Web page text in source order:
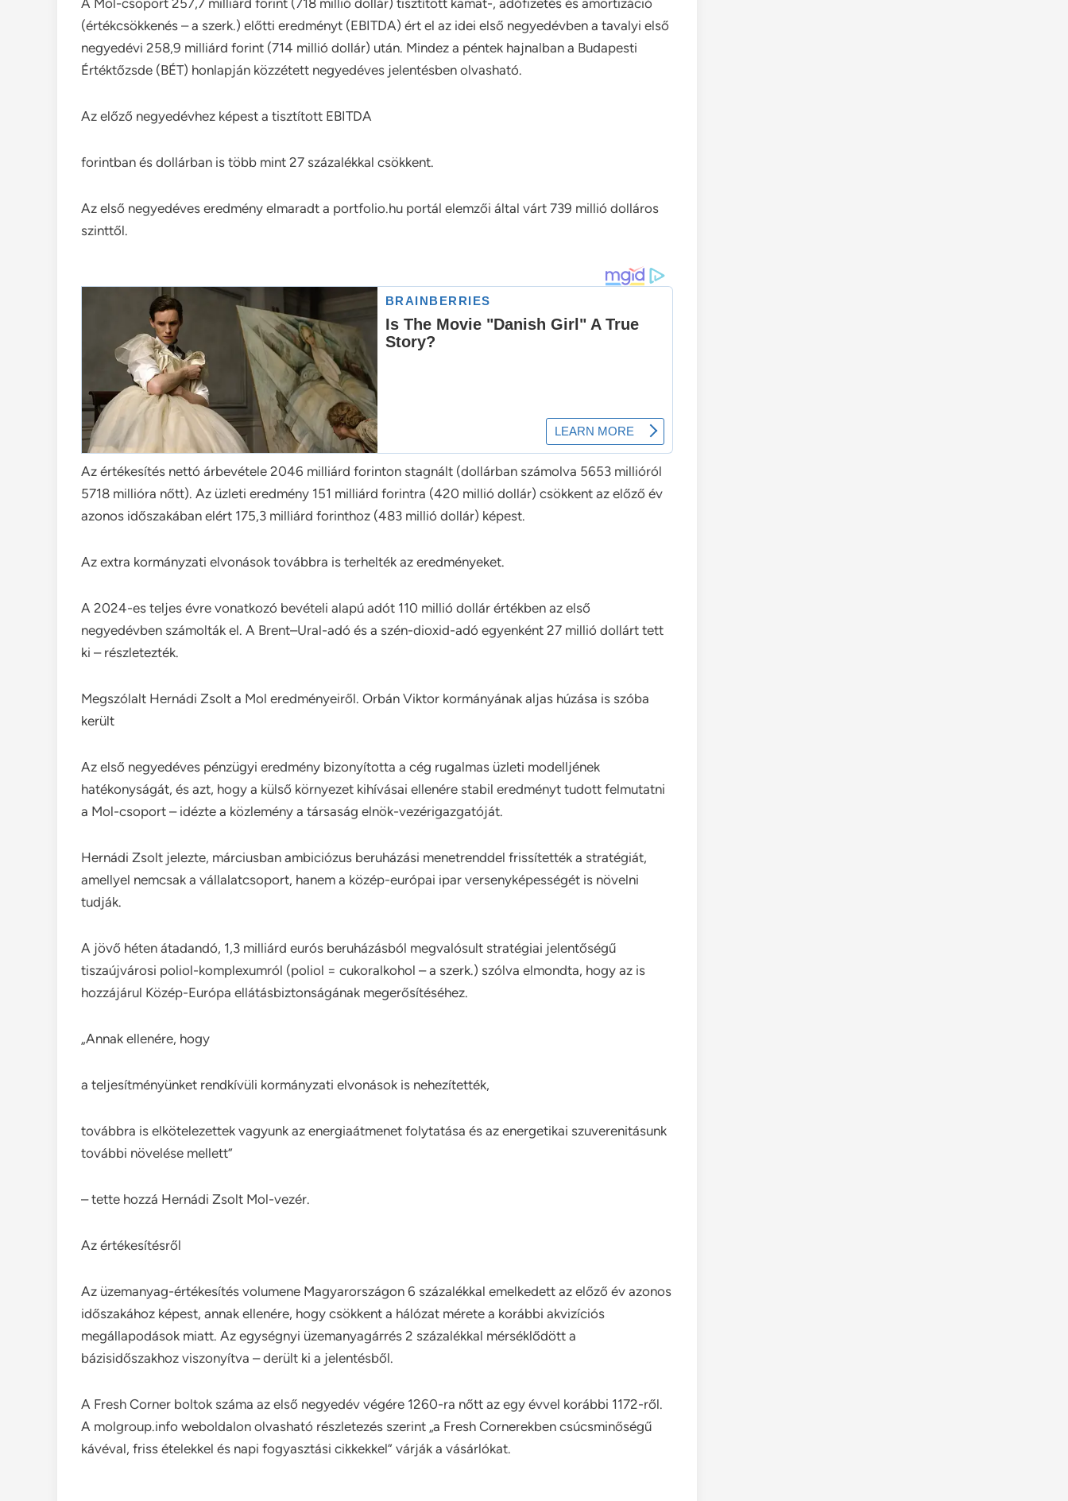
(értékcsökkenés – a szerk.) előtti eredményt (EBITDA) ért el az idei első negyedévben a tavalyi első
negyedévi 258,9 milliárd forint (714 millió dollár) után. Mindez a péntek hajnalban a Budapesti
Értéktőzsde (BÉT) honlapján közzétett negyedéves jelentésben olvasható.
Az előző negyedévhez képest a tisztított EBITDA
forintban és dollárban is több mint 27 százalékkal csökkent.
Az első negyedéves eredmény elmaradt a portfolio.hu portál elemzői által várt 739 millió dolláros
szinttől.
Az értékesítés nettó árbevétele 2046 milliárd forinton stagnált (dollárban számolva 5653 millióról
5718 millióra nőtt). Az üzleti eredmény 151 milliárd forintra (420 millió dollár) csökkent az előző év
azonos időszakában elért 175,3 milliárd forinthoz (483 millió dollár) képest.
Az extra kormányzati elvonások továbbra is terhelték az eredményeket.
A 2024-es teljes évre vonatkozó bevételi alapú adót 110 millió dollár értékben az első
negyedévben számolták el. A Brent–Ural-adó és a szén-dioxid-adó egyenként 27 millió dollárt tett
ki – részletezték.
Megszólalt Hernádi Zsolt a Mol eredményeiről. Orbán Viktor kormányának aljas húzása is szóba
került
Az első negyedéves pénzügyi eredmény bizonyította a cég rugalmas üzleti modelljének
hatékonyságát, és azt, hogy a külső környezet kihívásai ellenére stabil eredményt tudott felmutatni
a Mol-csoport – idézte a közlemény a társaság elnök-vezérigazgatóját.
Hernádi Zsolt jelezte, márciusban ambiciózus beruházási menetrenddel frissítették a stratégiát,
amellyel nemcsak a vállalatcsoport, hanem a közép-európai ipar versenyképességét is növelni
tudják.
A jövő héten átadandó, 1,3 milliárd eurós beruházásból megvalósult stratégiai jelentőségű
tiszaújvárosi poliol-komplexumról (poliol = cukoralkohol – a szerk.) szólva elmondta, hogy az is
hozzájárul Közép-Európa ellátásbiztonságának megerősítéséhez.
„Annak ellenére, hogy
a teljesítményünket rendkívüli kormányzati elvonások is nehezítették,
továbbra is elkötelezettek vagyunk az energiaátmenet folytatása és az energetikai szuverenitásunk
további növelése mellett”
– tette hozzá Hernádi Zsolt Mol-vezér.
Az értékesítésről
Az üzemanyag-értékesítés volumene Magyarországon 6 százalékkal emelkedett az előző év azonos
időszakához képest, annak ellenére, hogy csökkent a hálózat mérete a korábbi akvizíciós
megállapodások miatt. Az egységnyi üzemanyagárrés 2 százalékkal mérséklődött a
bázisidőszakhoz viszonyítva – derült ki a jelentésből.
A Fresh Corner boltok száma az első negyedév végére 1260-ra nőtt az egy évvel korábbi 1172-ről.
A molgroup.info weboldalon olvasható részletezés szerint „a Fresh Cornerekben csúcsminőségű
kávéval, friss ételekkel és napi fogyasztási cikkekkel” várják a vásárlókat.